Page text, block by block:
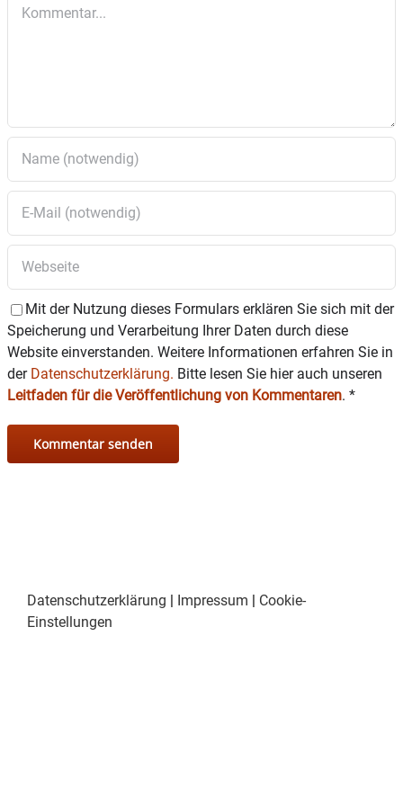
selbstlos, in einer Gesellschaft, für die sie nicht
Irgendwo zwischen Kain und Abel und „Verbotene
Liebe“ sitzen die Geschwister Moor und rauben.
Rauben sich gegenseitig ihr Leben, ihre Liebe und
ihre Lieben. Die Geschwister Moor sind die Räuber –
aber wofür?
Karten gibt’s hier:
https://theater-
wasserburg.reservix.de/p/reserv
ix/event/2280007
Mit der Nutzung dieses Formulars erklären Sie sich mit der
Speicherung und Verarbeitung Ihrer Daten durch diese
Website einverstanden. Weitere Informationen erfahren Sie in
der Datenschutzerklärung. Bitte lesen Sie hier auch unseren
Leitfaden für die Veröffentlichung von Kommentaren. *
Datenschutzerklärung | Impressum | Cookie-
Einstellungen